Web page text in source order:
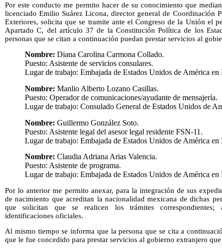
Por este conducto me permito hacer de su conocimiento que
licenciado Emilio Suárez Licona, director general de Coordinación
Exteriores, solicita que se tramite ante el Congreso de la Unión el
Apartado C, del artículo 37 de la Constitución Política de los
personas que se citan a continuación puedan prestar servicios al
Nombre: Diana Carolina Carmona Collado.
Puesto: Asistente de servicios consulares.
Lugar de trabajo: Embajada de Estados Unidos de América
Nombre: Manlio Alberto Lozano Casillas.
Puesto: Operador de comunicaciones/ayudante de mensajería.
Lugar de trabajo: Consulado General de Estados Unidos de
Nombre: Guillermo González Soto.
Puesto: Asistente legal del asesor legal residente FSN-11.
Lugar de trabajo: Embajada de Estados Unidos de América
Nombre: Claudia Adriana Arias Valencia.
Puesto: Asistente de programa.
Lugar de trabajo: Embajada de Estados Unidos de América
Por lo anterior me permito anexar, para la integración de sus
de nacimiento que acreditan la nacionalidad mexicana de dichas
que solicitan que se realicen los trámites correspondientes;
identificaciones oficiales.
Al mismo tiempo se informa que la persona que se cita a
que le fue concedido para prestar servicios al gobierno extranjero